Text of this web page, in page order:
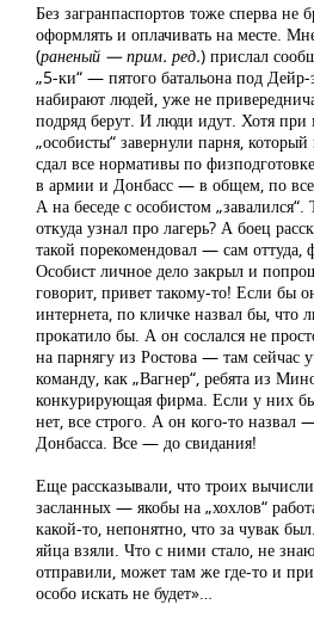
Без загранпаспортов тоже сперва не
оформлять и оплачивать на месте.
(раненый — прим. ред.) прислал
„5-ки“ — пятого батальона под
набирают людей, уже не
подряд берут. И люди идут. Хотя при
„особисты“ завернули парня,
сдал все нормативы по
в армии и Донбасс — в общем, по
А на беседе с особистом
откуда узнал про лагерь? А боец
такой порекомендовал — сам оттуда,
Особист личное дело закрыл и
говорит, привет такому-то! Если бы
интернета, по кличке назвал бы, что
прокатило бы. А он сослался не
на парнягу из Ростова — там сейчас
команду, как „Вагнер“, ребята из
конкурирующая фирма. Если у них
нет, все строго. А он кого-то назвал
Донбасса. Все — до свидания!
Еще рассказывали, что троих
засланных — якобы на „хохлов“
какой-то, непонятно, что за чувак
яйца взяли. Что с ними стало, не
отправили, может там же где-то и
особо искать не будет»…